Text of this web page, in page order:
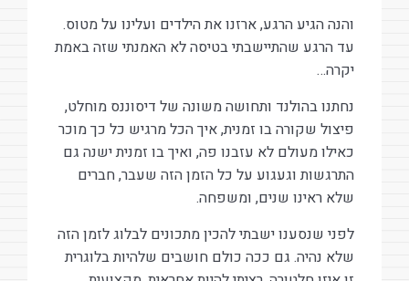
והנה הגיע הרגע, ארזנו את הילדים ועלינו על מטוס.
עד הרגע שהתיישבתי בטיסה לא האמנתי שזה באמת
יקרה…
נחתנו בהולנד ותחושה משונה של דיסוננס מוחלט,
פיצול שקורה בו זמנית, איך הכל מרגיש כל כך מוכר
כאילו מעולם לא עזבנו פה, ואיך בו זמנית ישנה גם
התרגשות וגעגוע על כל הזמן הזה שעבר, חברים
שלא ראינו שנים, ומשפחה.
לפני שנסענו ישבתי להכין מתכונים לבלוג לזמן הזה
שלא נהיה. גם ככה כולם חושבים שלהיות בלוגרית